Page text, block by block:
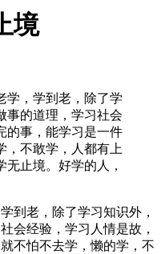
境
学，学到老，除了学
事的道理，学习社会
的事，能学习是一件
，不敢学，人都有上
止境。好学的人，
到老，除了学习知识外，
会经验，学习人情是故，
不怕不去学，懒的学，不